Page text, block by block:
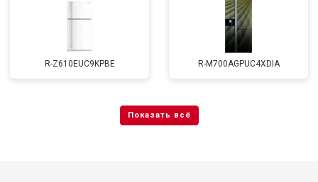
R-Z610EUC9KPBE R-M700AGPUC4XDIA